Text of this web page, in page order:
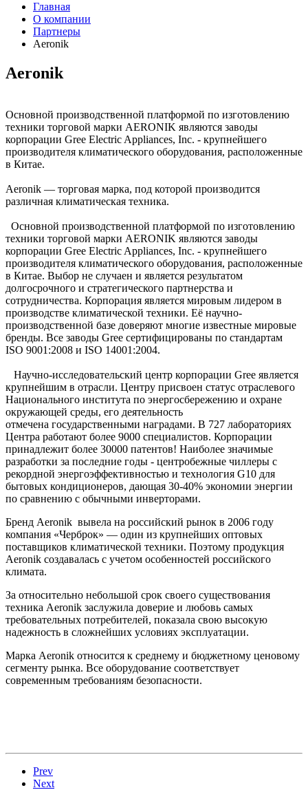
Главная
О компании
Партнеры
Aeronik
Aeronik
Основной производственной платформой по изготовлению
техники торговой марки AERONIK являются заводы
корпорации Gree Electric Appliances, Inc. - крупнейшего
производителя климатического оборудования, расположенные
в Китае.
Aeronik — торговая марка, под которой производится
различная климатическая техника.
Основной производственной платформой по изготовлению
техники торговой марки AERONIK являются заводы
корпорации Gree Electric Appliances, Inc. - крупнейшего
производителя климатического оборудования, расположенные
в Китае. Выбор не случаен и является результатом
долгосрочного и стратегического партнерства и
сотрудничества. Корпорация является мировым лидером в
производстве климатической техники. Её научно-
производственной базе доверяют многие известные мировые
бренды. Все заводы Gree сертифицированы по стандартам
ISO 9001:2008 и ISO 14001:2004.
Научно-исследовательский центр корпорации Gree является
крупнейшим в отрасли. Центру присвоен статус отраслевого
Национального института по энергосбережению и охране
окружающей среды, его деятельность
отмечена государственными наградами. В 727 лабораториях
Центра работают более 9000 специалистов. Корпорации
принадлежит более 30000 патентов! Наиболее значимые
разработки за последние годы - центробежные чиллеры с
рекордной энергоэффективностью и технология G10 для
бытовых кондиционеров, дающая 30-40% экономии энергии
по сравнению с обычными инверторами.
Бренд Aeronik вывела на российский рынок в 2006 году
компания «Черброк» — один из крупнейших оптовых
поставщиков климатической техники. Поэтому продукция
Aeronik создавалась с учетом особенностей российского
климата.
За относительно небольшой срок своего существования
техника Aeronik заслужила доверие и любовь самых
требовательных потребителей, показала свою высокую
надежность в сложнейших условиях эксплуатации.
Марка Aeronik относится к среднему и бюджетному ценовому
сегменту рынка. Все оборудование соответствует
современным требованиям безопасности.
Prev
Next